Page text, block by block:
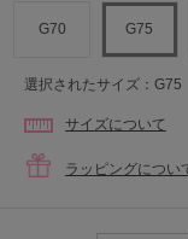
G70 G75
選択されたサイズ：G75
サイズについて
ラッピングについ